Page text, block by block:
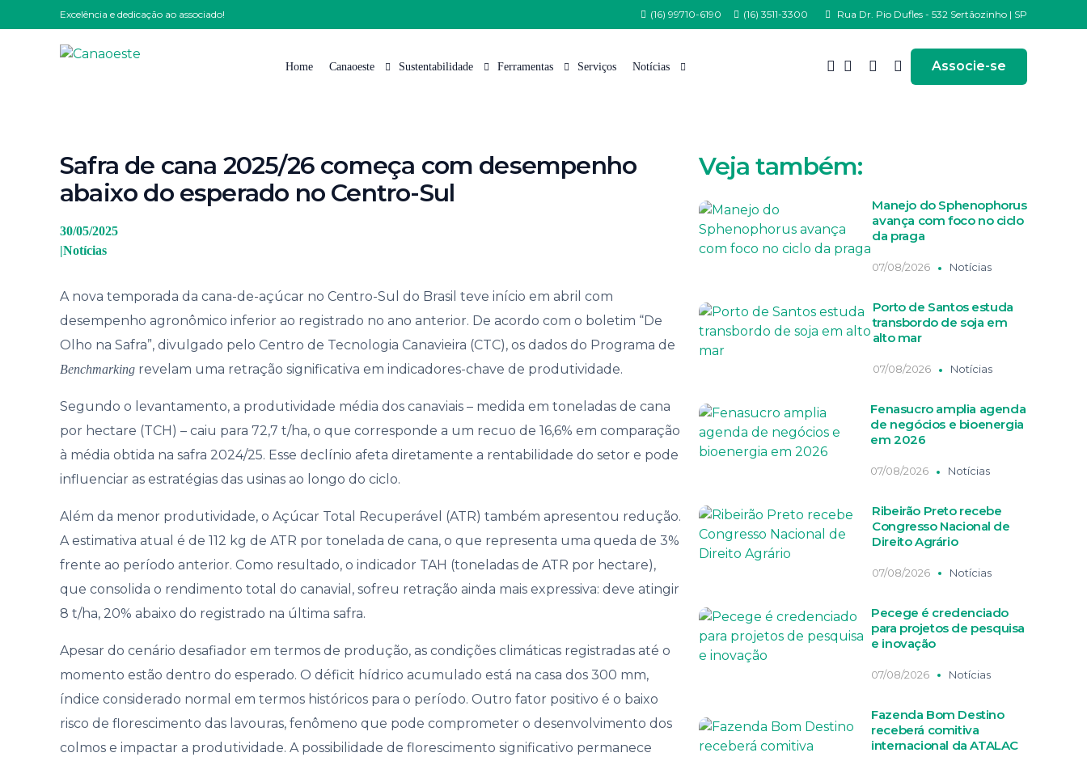
Excelência e dedicação ao associado! (16) 99710-6190 (16) 3511-3300 Rua Dr. Pio Dufles - 532 Sertãozinho | SP
Home Canaoeste
Nossa Equipe
Nossa Estrutura
Código de Ética
Governança
Sustentabilidade
Programa Semeia
CanaoesteGreen
Ferramentas
Cana Certificada
Serviços Notícias
Artigos Técnicos
Associe-se
Safra de cana 2025/26 começa com desempenho
abaixo do esperado no Centro-Sul
30/05/2025
Notícias
A nova temporada da cana-de-açúcar no Centro-Sul do Brasil teve início em abril com
desempenho agronômico inferior ao registrado no ano anterior. De acordo com o boletim “De
Olho na Safra”, divulgado pelo Centro de Tecnologia Canavieira (CTC), os dados do Programa de
Benchmarking revelam uma retração significativa em indicadores-chave de produtividade.
Segundo o levantamento, a produtividade média dos canaviais – medida em toneladas de cana
por hectare (TCH) – caiu para 72,7 t/ha, o que corresponde a um recuo de 16,6% em comparação
à média obtida na safra 2024/25. Esse declínio afeta diretamente a rentabilidade do setor e pode
influenciar as estratégias das usinas ao longo do ciclo.
Além da menor produtividade, o Açúcar Total Recuperável (ATR) também apresentou redução.
A estimativa atual é de 112 kg de ATR por tonelada de cana, o que representa uma queda de 3%
frente ao período anterior. Como resultado, o indicador TAH (toneladas de ATR por hectare),
que consolida o rendimento total do canavial, sofreu retração ainda mais expressiva: deve atingir
8 t/ha, 20% abaixo do registrado na última safra.
Apesar do cenário desafiador em termos de produção, as condições climáticas registradas até o
momento estão dentro do esperado. O déficit hídrico acumulado está na casa dos 300 mm,
índice considerado normal em termos históricos para o período. Outro fator positivo é o baixo
risco de florescimento das lavouras, fenômeno que pode comprometer o desenvolvimento dos
colmos e impactar a produtividade. A possibilidade de florescimento significativo permanece
Veja também:
Manejo do Sphenophorus
avança com foco no ciclo
da praga
07/08/2026 Notícias
Porto de Santos estuda
transbordo de soja em
alto mar
07/08/2026 Notícias
Fenasucro amplia agenda
de negócios e bioenergia
em 2026
07/08/2026 Notícias
Ribeirão Preto recebe
Congresso Nacional de
Direito Agrário
07/08/2026 Notícias
Pecege é credenciado
para projetos de pesquisa
e inovação
07/08/2026 Notícias
Fazenda Bom Destino
receberá comitiva
internacional da ATALAC